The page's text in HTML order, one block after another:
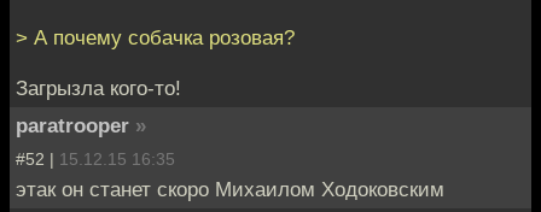
> А почему собачка розовая?
Загрызла кого-то!
paratrooper »
#52 | 15.12.15 16:35
этак он станет скоро Михаилом Ходоковским